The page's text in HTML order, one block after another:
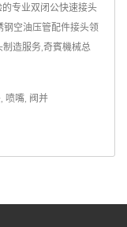
专业双闭公快速接头
钢空油压管配件接头领
造服务,奇賓機械总
, 喷嘴, 阀并